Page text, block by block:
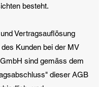
besteht.
Vertragsauflösung
Kunden bei der MV
sind gemäss dem
dieser AGB